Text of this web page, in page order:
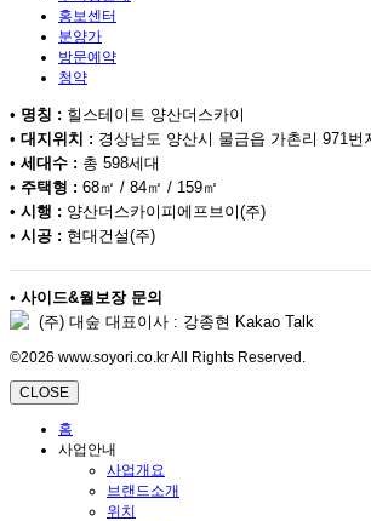
홍보센터
분양가
방문예약
청약
• 명칭 : 힐스테이트 양산더스카이
• 대지위치 : 경상남도 양산시 물금읍 가촌리 971번
• 세대수 : 총 598세대
• 주택형 : 68㎡ / 84㎡ / 159㎡
• 시행 : 양산더스카이피에프브이(주)
• 시공 : 현대건설(주)
• 사이드&월보장 문의
(주) 대숲 대표이사 : 강종현 Kakao Talk
©2026 www.soyori.co.kr All Rights Reserved.
CLOSE
홈
사업안내
사업개요
브랜드소개
위치